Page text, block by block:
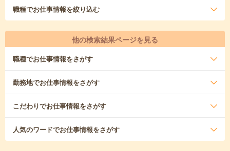
職種でお仕事情報を絞り込む
他の検索結果ページを見る
職種でお仕事情報をさがす
勤務地でお仕事情報をさがす
こだわりでお仕事情報をさがす
人気のワードでお仕事情報をさがす